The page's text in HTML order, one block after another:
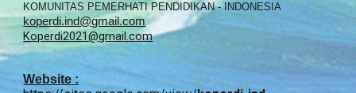
KOMUNITAS PEMERHATI PENDIDIKAN - INDONESIA
koperdi.ind@gmail.com
Koperdi2021@gmail.com
Website :